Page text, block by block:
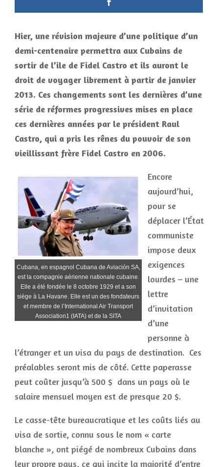
Hier, une révision majeure d’une politique d’un
demi-centenaire permettra aux Cubains de
sortir de l’ile de Fidel Castro et ils auront le
droit de voyager librement à partir de janvier
2013. Ces changements sont les dernières d’une
série de réformes progressives mises en place
ces dernières années par le président Raul
Castro, qui a pris les rênes du pouvoir de son
vieillissant frère Fidel Castro en 2006.
Cubana, en espagnol Cubana de Aviación SA,
est la compagnie aérienne nationale cubaine.
Elle a été fondée le 8 octobre 1929 et a son
siège à La Havane. Elle est un des fondateurs
et membre de l’International Air Transport
Association1 (IATA) et de la SITA
Encore
aujourd’hui,
pour se
déplacer l’État
communiste
impose deux
exigences
lourdes – une
lettre
d’invitation
d’une
personne à
l’étranger et un visa du pays de destination. Ces
préalables seront mis de côté. Cette paperasse
peut coûter jusqu’à 500 $ dans un pays où le
salaire mensuel moyen est de presque 20 $.
Le casse-tête bureaucratique et les coûts liés au
visa de sortie, connu sous le nom « carte
blanche », ont piégé de nombreux Cubains dans
leur propre pays, ce qui incite la majorité d’entre